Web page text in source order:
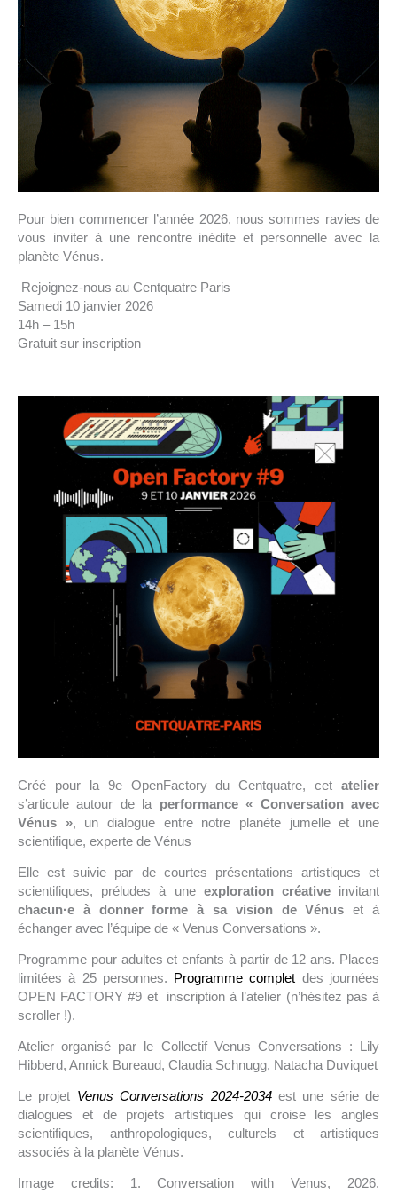
Pour bien commencer l’année 2026, nous sommes ravies de
vous inviter à une rencontre inédite et personnelle avec la
planète Vénus.
Rejoignez-nous au Centquatre Paris
Samedi 10 janvier 2026
14h – 15h
Gratuit sur inscription
Créé pour la 9e OpenFactory du Centquatre, cet atelier
s’articule autour de la performance « Conversation avec
Vénus », un dialogue entre notre planète jumelle et une
scientifique, experte de Vénus
Elle est suivie par de courtes présentations artistiques et
scientifiques, préludes à une exploration créativeinvitant
chacun·e à donner forme à sa vision de Vénus et à
échanger avec l’équipe de « Venus Conversations ».
Programme pour adultes et enfants à partir de 12 ans. Places
limitées à 25 personnes. Programme complet des journées
OPEN FACTORY #9 et
inscription à l’atelier (n’hésitez pas à
scroller !).
Atelier organisé par le Collectif Venus Conversations : Lily
Hibberd, Annick Bureaud, Claudia Schnugg, Natacha Duviquet
Le projet Venus Conversations 2024-2034 est une série de
dialogues et de projets artistiques qui croise les angles
scientifiques, anthropologiques, culturels et artistiques
associés à la planète Vénus.
Image credits: 1. Conversation with Venus, 2026.